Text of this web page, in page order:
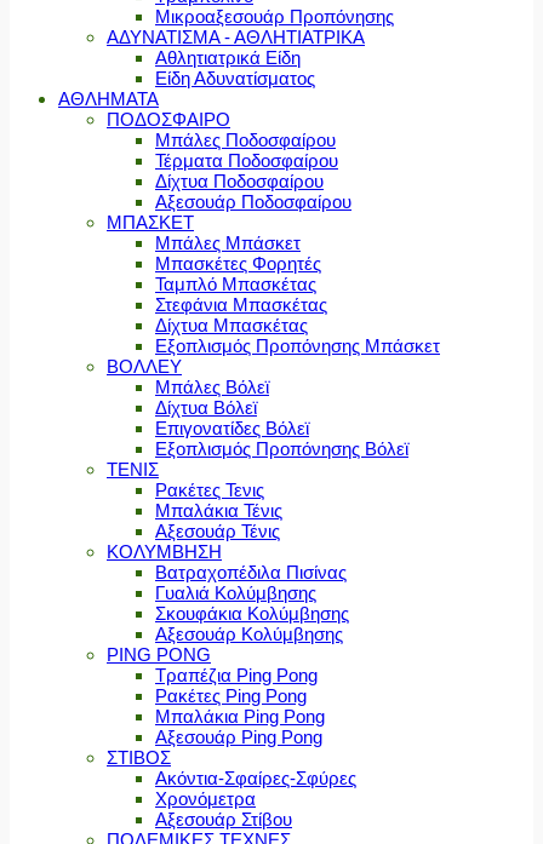
Μικροαξεσουάρ Προπόνησης
ΑΔΥΝΑΤΙΣΜΑ - ΑΘΛΗΤΙΑΤΡΙΚΑ
Αθλητιατρικά Είδη
Είδη Αδυνατίσματος
ΑΘΛΗΜΑΤΑ
ΠΟΔΟΣΦΑΙΡΟ
Μπάλες Ποδοσφαίρου
Τέρματα Ποδοσφαίρου
Δίχτυα Ποδοσφαίρου
Αξεσουάρ Ποδοσφαίρου
ΜΠΑΣΚΕΤ
Μπάλες Μπάσκετ
Μπασκέτες Φορητές
Ταμπλό Μπασκέτας
Στεφάνια Μπασκέτας
Δίχτυα Μπασκέτας
Εξοπλισμός Προπόνησης Μπάσκετ
ΒΟΛΛΕΥ
Μπάλες Βόλεϊ
Δίχτυα Βόλεϊ
Επιγονατίδες Βόλεϊ
Εξοπλισμός Προπόνησης Βόλεϊ
ΤΕΝΙΣ
Ρακέτες Τενις
Μπαλάκια Τένις
Αξεσουάρ Τένις
ΚΟΛΥΜΒΗΣΗ
Βατραχοπέδιλα Πισίνας
Γυαλιά Κολύμβησης
Σκουφάκια Κολύμβησης
Αξεσουάρ Κολύμβησης
PING PONG
Τραπέζια Ping Pong
Ρακέτες Ping Pong
Μπαλάκια Ping Pong
Αξεσουάρ Ping Pong
ΣΤΙΒΟΣ
Ακόντια-Σφαίρες-Σφύρες
Χρονόμετρα
Αξεσουάρ Στίβου